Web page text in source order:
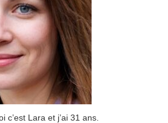
c’est Lara et j’ai 31 ans.